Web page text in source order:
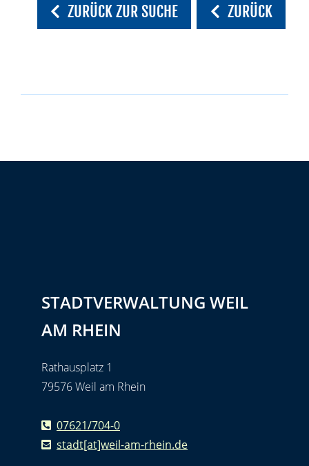
ZURÜCK ZUR SUCHE ZURÜCK
STADTVERWALTUNG WEIL
AM RHEIN
Rathausplatz 1
79576 Weil am Rhein
07621/704-0
stadt[at]weil-am-rhein.de